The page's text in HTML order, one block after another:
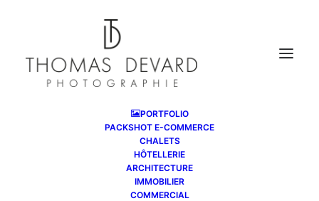
PORTFOLIO
PACKSHOT E-COMMERCE
CHALETS
HÔTELLERIE
ARCHITECTURE
IMMOBILIER
COMMERCIAL